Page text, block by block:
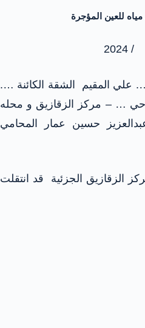
للعين المؤجرة
المقيم الشقة الكائنة ….
… – مركز الزقازيق و محله
حسين عمار المحامي
الجزئية قد انتقلت